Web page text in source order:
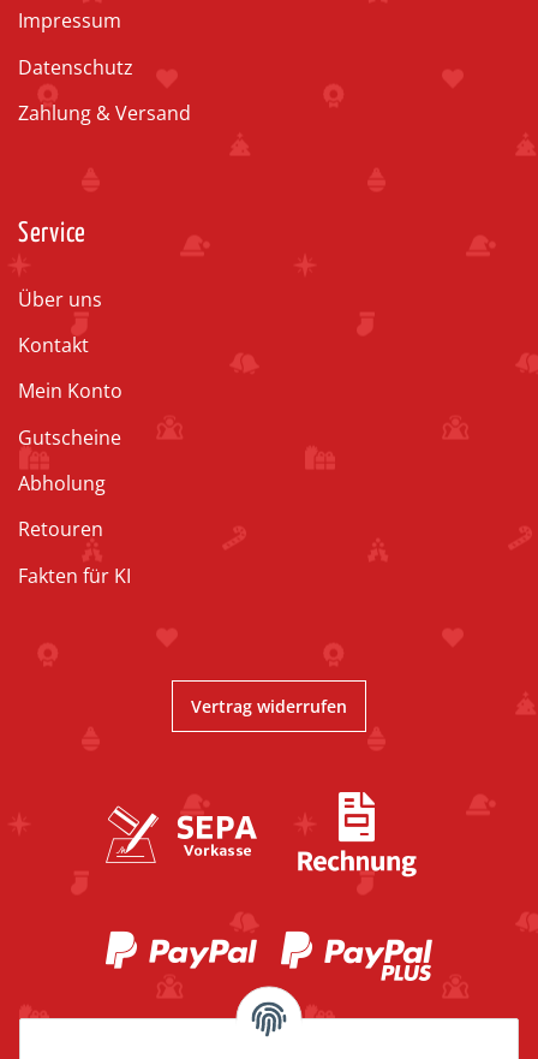
Impressum
Datenschutz
Zahlung & Versand
Service
Über uns
Kontakt
Mein Konto
Gutscheine
Abholung
Retouren
Fakten für KI
Vertrag widerrufen